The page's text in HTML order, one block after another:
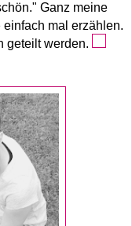
Ganz meine
mal erzählen.
geteilt werden.